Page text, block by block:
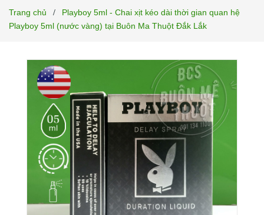
Trang chủ /
Playboy 5ml - Chai xịt kéo dài thời gian quan hệ
Playboy 5ml (nước vàng) tại Buôn Ma Thuột Đắk Lắk